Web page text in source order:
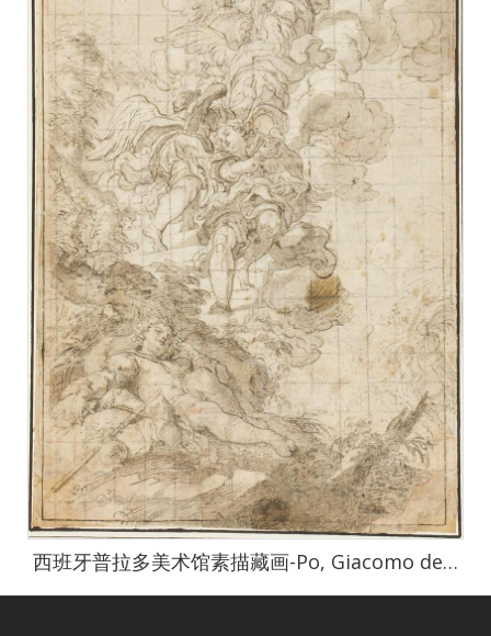
西班牙普拉多美术馆素描藏画-Po, Giacomo del-El sueno de Jacob